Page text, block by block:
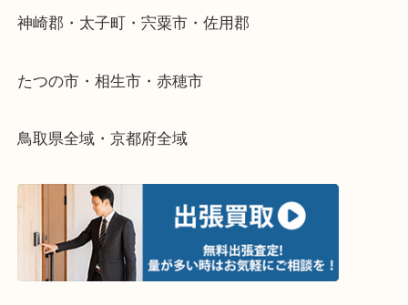
そんなときはお気軽に下記フォームより出張買取を
・出張買取エリアのご紹介
兵庫県全域
姫路市・高砂市・加古川市・加西市